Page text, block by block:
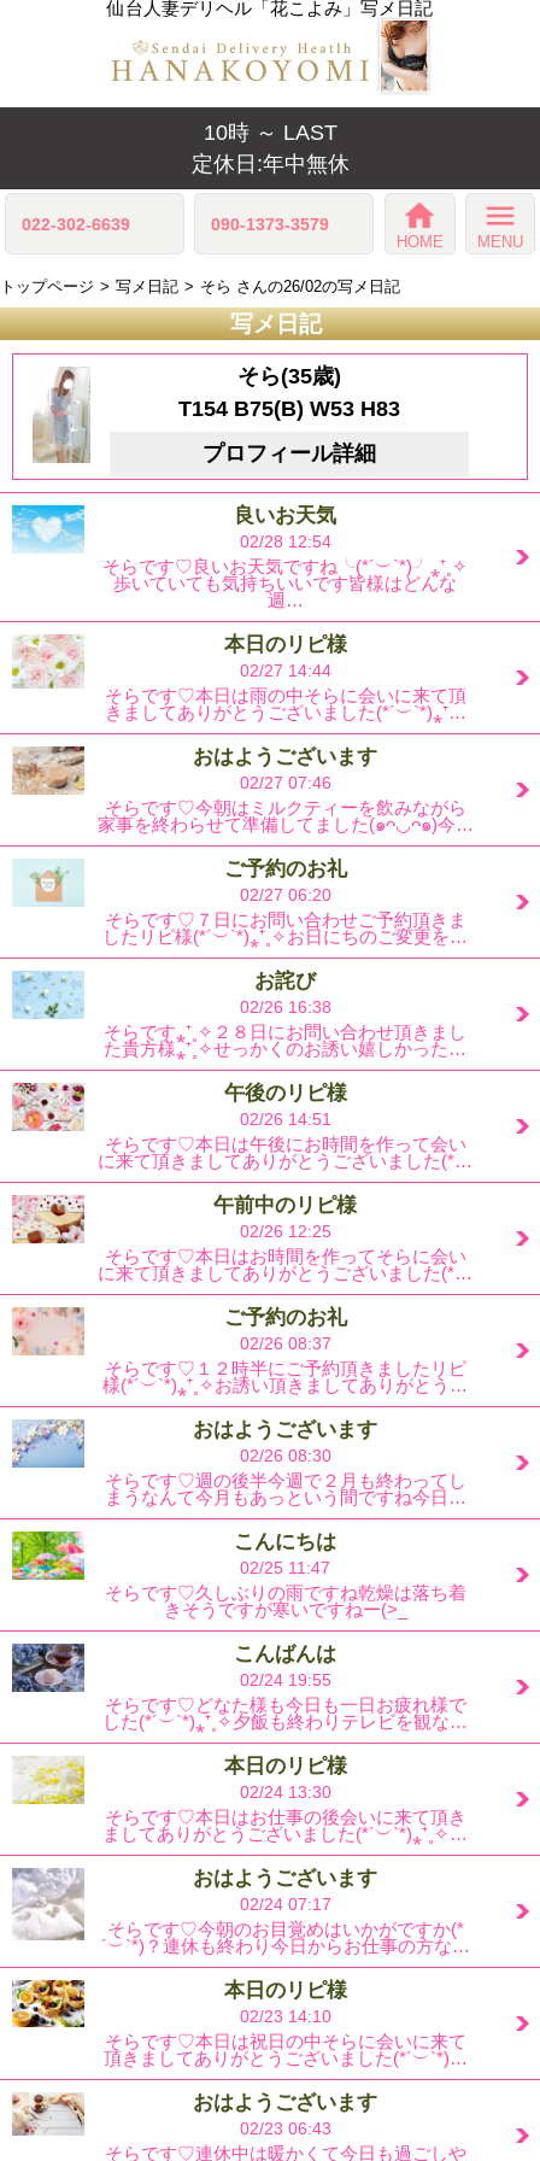
仙台人妻デリヘル「花こよみ」写メ日記
10時 ～ LAST
定休日:年中無休
022-302-6639 090-1373-3579 home
HOME
menu
MENU
トップページ 写メ日記 そら さんの26/02の写メ日記
写メ日記
そら(35歳)
T154 B75(B) W53 H83
プロフィール詳細
良いお天気
02/28 12:54
そらです♡良いお天気ですね╰(*´︶`*)╯⁎⁺˳✧
歩いていても気持ちいいです皆様はどんな
週…
本日のリピ様
02/27 14:44
そらです♡本日は雨の中そらに会いに来て頂
きましてありがとうございました(*´︶`*)⁎⁺…
おはようございます
02/27 07:46
そらです♡今朝はミルクティーを飲みながら
家事を終わらせて準備してました(๑ᴖ◡ᴖ๑)今…
ご予約のお礼
02/27 06:20
そらです♡７日にお問い合わせご予約頂きま
したリピ様(*´︶`*)⁎⁺˳✧お日にちのご変更を…
お詫び
02/26 16:38
そらです⁎⁺˳✧２８日にお問い合わせ頂きまし
た貴方様⁎⁺˳✧せっかくのお誘い嬉しかった…
午後のリピ様
02/26 14:51
そらです♡本日は午後にお時間を作って会い
に来て頂きましてありがとうございました(*…
午前中のリピ様
02/26 12:25
そらです♡本日はお時間を作ってそらに会い
に来て頂きましてありがとうございました(*…
ご予約のお礼
02/26 08:37
そらです♡１２時半にご予約頂きましたリピ
様(*´︶`*)⁎⁺˳✧お誘い頂きましてありがとう…
おはようございます
02/26 08:30
そらです♡週の後半今週で２月も終わってし
まうなんて今月もあっという間ですね今日…
こんにちは
02/25 11:47
そらです♡久しぶりの雨ですね乾燥は落ち着
きそうですが寒いですねー(>_
こんばんは
02/24 19:55
そらです♡どなた様も今日も一日お疲れ様で
した(*´︶`*)⁎⁺˳✧夕飯も終わりテレビを観な…
本日のリピ様
02/24 13:30
そらです♡本日はお仕事の後会いに来て頂き
ましてありがとうございました(*´︶`*)⁎⁺˳✧…
おはようございます
02/24 07:17
そらです♡今朝のお目覚めはいかがですか(*
´︶`*)？連休も終わり今日からお仕事の方な…
本日のリピ様
02/23 14:10
そらです♡本日は祝日の中そらに会いに来て
頂きましてありがとうございました(*´︶`*)…
おはようございます
02/23 06:43
そらです♡連休中は暖かくて今日も過ごしや